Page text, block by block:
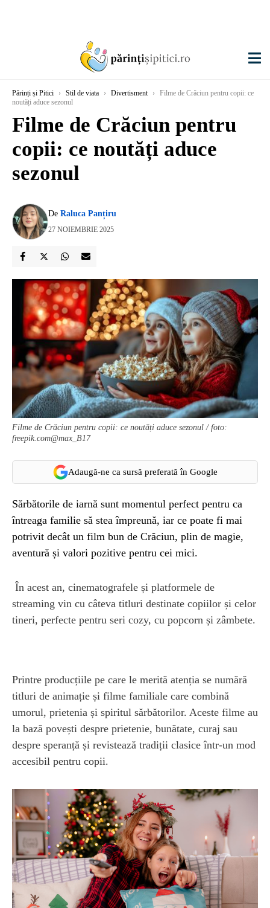
Părinți și Pitici › Stil de viata › Divertisment ›
Filme de Crăciun pentru copii: ce
noutăți aduce sezonul
Filme de Crăciun pentru
copii: ce noutăți aduce
sezonul
De Raluca Panțiru
27 NOIEMBRIE 2025
Filme de Crăciun pentru copii: ce noutăți aduce sezonul / foto:
freepik.com@max_B17
Adaugă-ne ca sursă preferată în Google
Sărbătorile de iarnă sunt momentul perfect pentru ca
întreaga familie să stea împreună, iar ce poate fi mai
potrivit decât un film bun de Crăciun, plin de magie,
aventură și valori pozitive pentru cei mici.
În acest an, cinematografele și platformele de
streaming vin cu câteva titluri destinate copiilor și celor
tineri, perfecte pentru seri cozy, cu popcorn și zâmbete.
Printre producțiile pe care le merită atenția se numără
titluri de animație și filme familiale care combină
umorul, prietenia și spiritul sărbătorilor. Aceste filme au
la bază povești despre prietenie, bunătate, curaj sau
despre speranță și revistează tradiții clasice într-un mod
accesibil pentru copii.